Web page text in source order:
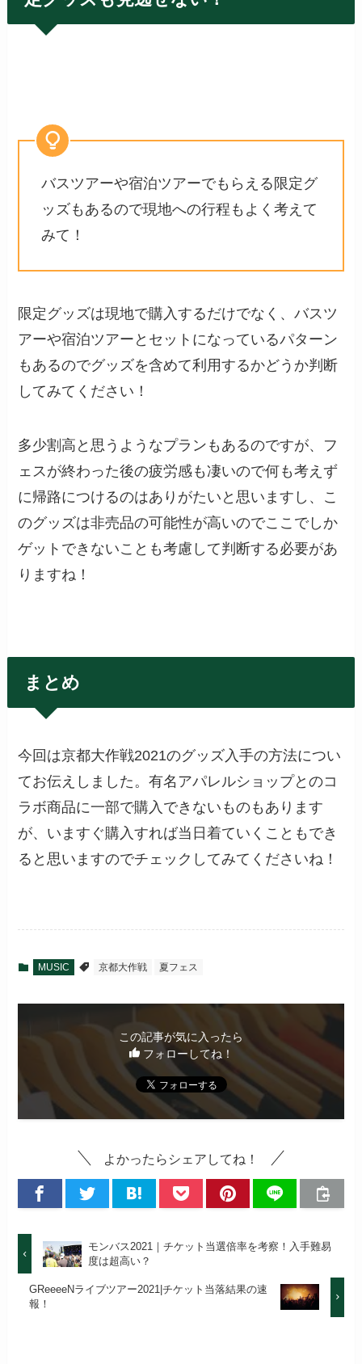
バスツアーや宿泊ツアーでもらえる限定グ
ッズもあるので現地への行程もよく考えて
みて！
限定グッズは現地で購入するだけでなく、バスツ
アーや宿泊ツアーとセットになっているパターン
もあるのでグッズを含めて利用するかどうか判断
してみてください！
多少割高と思うようなプランもあるのですが、フ
ェスが終わった後の疲労感も凄いので何も考えず
に帰路につけるのはありがたいと思いますし、こ
のグッズは非売品の可能性が高いのでここでしか
ゲットできないことも考慮して判断する必要があ
りますね！
まとめ
今回は京都大作戦2021のグッズ入手の方法につい
てお伝えしました。有名アパレルショップとのコ
ラボ商品に一部で購入できないものもあります
が、いますぐ購入すれば当日着ていくこともでき
ると思いますのでチェックしてみてくださいね！
MUSIC 京都大作戦 夏フェス
この記事が気に入ったら
フォローしてね！
よかったらシェアしてね！
モンバス2021｜チケット当選倍率を考察！入手難易
度は超高い？
GReeeeNライブツアー2021|チケット当落結果の速
報！